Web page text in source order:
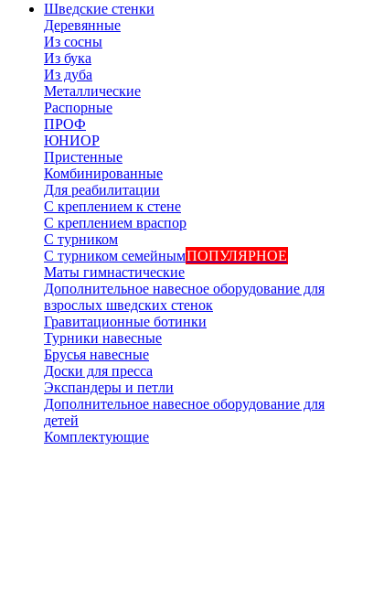
Шведские стенки
Деревянные
Из сосны
Из бука
Из дуба
Металлические
Распорные
ПРОФ
ЮНИОР
Пристенные
Комбинированные
Для реабилитации
С креплением к стене
С креплением враспор
С турником
С турником семейнымПОПУЛЯРНОЕ
Маты гимнастические
Дополнительное навесное оборудование для
взрослых шведских стенок
Гравитационные ботинки
Турники навесные
Брусья навесные
Доски для пресса
Экспандеры и петли
Дополнительное навесное оборудование для
детей
Комплектующие